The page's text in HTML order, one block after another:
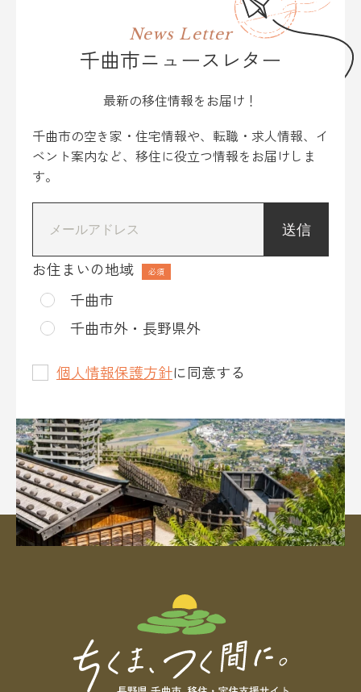
News Letter
千曲市ニュースレター
最新の移住情報をお届け！
千曲市の空き家・住宅情報や、転職・求人情報、イ
ベント案内など、移住に役立つ情報をお届けしま
す。
お住まいの地域
千曲市
千曲市外・長野県外
個人情報保護方針に同意する